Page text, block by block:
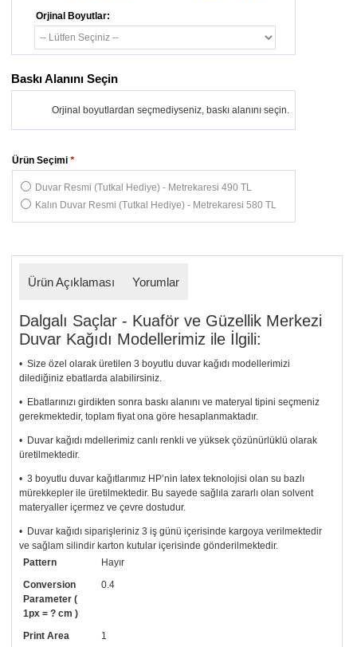
Orjinal Boyutlar:
*
Ürün Seçimi
Duvar Resmi (Tutkal Hediye) - Metrekaresi 490 TL
Kalın Duvar Resmi (Tutkal Hediye) - Metrekaresi 580 TL
Baskı Alanını Seçin
Orjinal boyutlardan seçmediyseniz, baskı alanını seçin.
Ürün Açıklaması Yorumlar
Dalgalı Saçlar - Kuaför ve Güzellik Merkezi
Duvar Kağıdı Modellerimiz ile İlgili:
• Size özel olarak üretilen 3 boyutlu duvar kağıdı modellerimizi
dilediğiniz ebatlarda alabilirsiniz.
• Ebatlarınızı girdikten sonra baskı alanını ve materyal tipini seçmeniz
gerekmektedir, toplam fiyat ona göre hesaplanmaktadır.
• Duvar kağıdı mdellerimiz canlı renkli ve yüksek çözünürlüklü olarak
üretilmektedir.
• 3 boyutlu duvar kağıtlarımız HP’nin latex teknolojisi olan su bazlı
mürekkepler ile üretilmektedir. Bu sayede sağlıla zararlı olan solvent
materyaller içermez ve çevre dostudur.
• Duvar kağıdı siparişleriniz 3 iş günü içerisinde kargoya verilmektedir
ve sağlam silindir karton kutular içerisinde gönderilmektedir.
• Tutkalınız, siparişiniz ile birlikte ücretsiz olarak gönderilecektir.
Uygulaması standart duvar kağıdı ile aynıdır. Siparişiniz ile birlikte
uygulama kılavuzu da gönderilecektir.
arayıp talebinizi iletebilirsiniz.
Pattern
Hayır
Conversion
Parameter (
1px = ? cm )
0.4
Print Area
1